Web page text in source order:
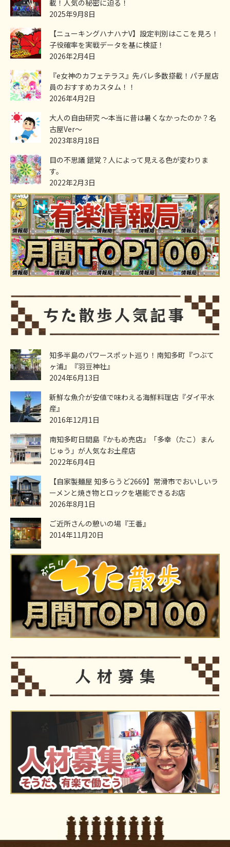
載！人気の秘密に迫る！
2025年9月8日
【ニューキングハナハナV】設定判別はここを見ろ！
子役確率を実戦データを基に検証！
2026年2月4日
『e女神のカフェテラス』先バレ多数搭載！パチ屋店
員のおすすめカスタム！！
2026年4月2日
大人の自由研究 ～本当に昔は暑くなかったのか？名
古屋Ver～
2023年8月18日
目の不思議 錯覚？人によって見える色が変わりま
す。
2022年2月3日
知多半島のパワースポット巡り！南知多町『つぶて
ヶ浦』『羽豆神社』
2024年6月13日
新鮮な魚介が安値で味わえる海鮮料理店『ダイ平水
産』
2016年12月1日
南知多町日間島『かもめ売店』「多幸（たこ）まん
じゅう」が人気なお土産店
2022年6月4日
【自家製麺屋 知多らうど2669】常滑市でおいしいラ
ーメンと焼き物とロックを堪能できるお店
2026年8月1日
ご近所さんの憩いの場『王番』
2014年11月20日